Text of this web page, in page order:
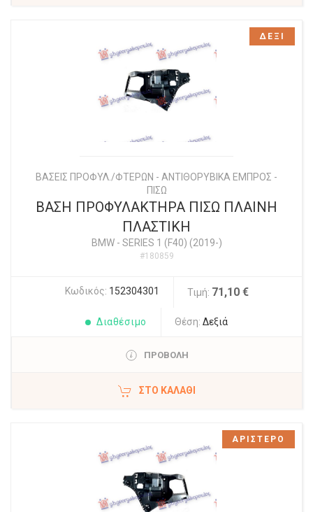
ΒΑΣΕΙΣ ΠΡΟΦΥΛ./ΦΤΕΡΩΝ - ΑΝΤΙΘΟΡΥΒΙΚΑ ΕΜΠΡΟΣ -
ΠΙΣΩ
ΒΑΣΗ ΠΡΟΦΥΛΑΚΤΗΡΑ ΠΙΣΩ ΠΛΑΙΝΗ
ΠΛΑΣΤΙΚΗ
BMW- SERIES 1 (F40) (2019-)
#180859
Κωδικός: 152304301 Τιμή: 71,10 €
Διαθέσιμο Θέση: Δεξιά
ΠΡΟΒΟΛΗ
ΣΤΟ ΚΑΛΆΘΙ
ΔΕΞΙ
ΑΡΙΣΤΕΡΟ